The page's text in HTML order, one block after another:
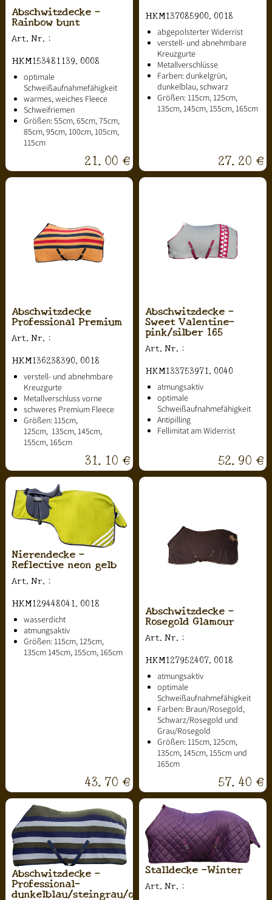
Abschwitzdecke -
Rainbow bunt
Art.Nr.:
HKM153481139.0008
optimale
Schweißaufnahmefähigkeit
warmes, weiches Fleece
Schweifriemen
Größen: 55cm, 65cm, 75cm,
85cm, 95cm, 100cm, 105cm,
115cm
21.00 €
HKM137085900.0018
abgepolsterter Widerrist
verstell- und abnehmbare
Kreuzgurte
Metallverschlüsse
Farben: dunkelgrün,
dunkelblau, schwarz
Größen: 115cm, 125cm,
135cm, 145cm, 155cm, 165cm
27.20 €
Abschwitzdecke
Professional Premium
Art.Nr.:
HKM136238390.0018
verstell- und abnehmbare
Kreuzgurte
Metallverschluss vorne
schweres Premium Fleece
Größen: 115cm,
125cm, 135cm, 145cm,
155cm, 165cm
31.10 €
Abschwitzdecke -
Sweet Valentine-
pink/silber 165
Art.Nr.:
HKM133753971.0040
atmungsaktiv
optimale
Schweißaufnahmefähigkeit
Antipilling
Fellimitat am Widerrist
52.90 €
Nierendecke -
Reflective neon gelb
Art.Nr.:
HKM129448041.0018
wasserdicht
atmungsaktiv
Größen: 115cm, 125cm,
135cm 145cm, 155cm, 165cm
43.70 €
Abschwitzdecke -
Rosegold Glamour
Art.Nr.:
HKM127952407.0018
atmungsaktiv
optimale
Schweißaufnahmefähigkeit
Farben: Braun/Rosegold,
Schwarz/Rosegold und
Grau/Rosegold
Größen: 115cm, 125cm,
135cm, 145cm, 155cm und
165cm
57.40 €
Abschwitzdecke -
Professional-
dunkelblau/steingrau/olivgrün
Stalldecke -Winter
Art.Nr.: